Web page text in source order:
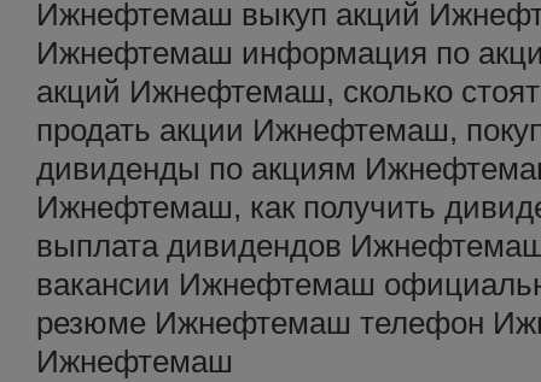
Ижнефтемаш выкуп акций
Ижнефтемаш информация по
акций Ижнефтемаш, сколько
продать акции Ижнефтемаш,
дивиденды по акциям
Ижнефтемаш, как получить
выплата дивидендов
вакансии Ижнефтемаш
резюме Ижнефтемаш телефон
Ижнефтемаш